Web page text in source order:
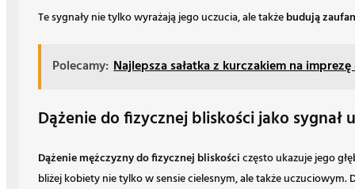
Te sygnały nie tylko wyrażają jego uczucia, ale takżebudują
Polecamy: Najlepsza sałatka z kurczakiem na
Dążenie do fizycznej bliskości jako
Dążenie mężczyzny do fizycznej bliskościczęsto ukazuje jego
bliżej kobiety nie tylko w sensie cielesnym, ale także